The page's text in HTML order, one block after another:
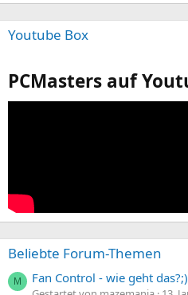
Youtube Box
PCMasters auf
Beliebte Forum-Themen
M Fan Control - wie geht das?;)